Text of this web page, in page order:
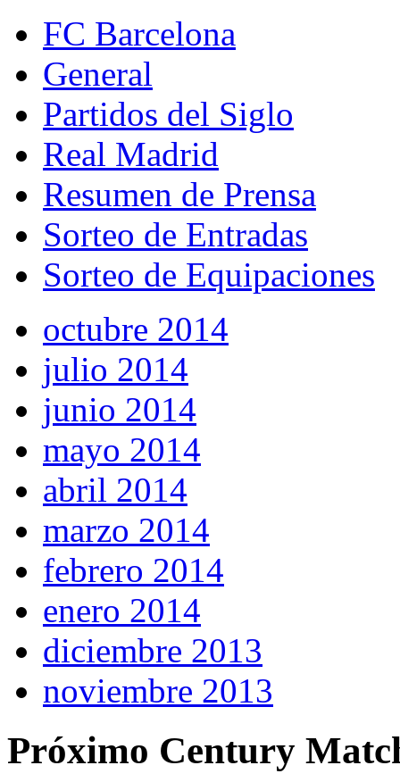
FC Barcelona
General
Partidos del Siglo
Real Madrid
Resumen de Prensa
Sorteo de Entradas
Sorteo de Equipaciones
octubre 2014
julio 2014
junio 2014
mayo 2014
abril 2014
marzo 2014
febrero 2014
enero 2014
diciembre 2013
noviembre 2013
Próximo Century